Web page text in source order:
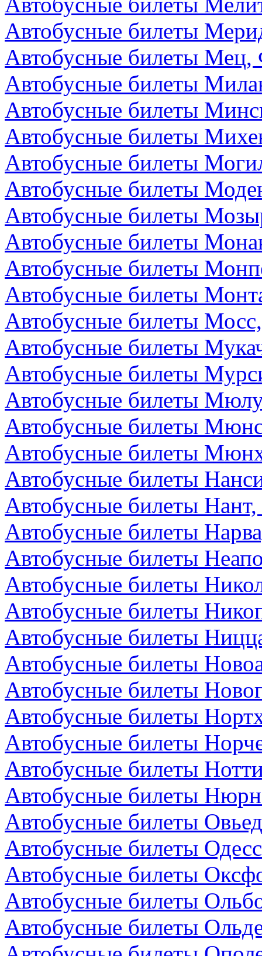
Автобусные билеты
Автобусные билеты Мец,
Автобусные билеты
Автобусные билеты
Автобусные билеты
Автобусные билеты
Автобусные билеты
Автобусные билеты
Автобусные билеты
Автобусные билеты
Автобусные билеты
Автобусные билеты
Автобусные билеты
Автобусные билеты
Автобусные билеты
Автобусные билеты
Автобусные билеты
Автобусные билеты
Автобусные билеты
Автобусные билеты
Автобусные билеты
Автобусные билеты
Автобусные билеты
Автобусные билеты
Автобусные билеты
Автобусные билеты
Автобусные билеты
Автобусные билеты
Автобусные билеты
Автобусные билеты
Автобусные билеты
Автобусные билеты
Автобусные билеты
Автобусные билеты
Автобусные билеты